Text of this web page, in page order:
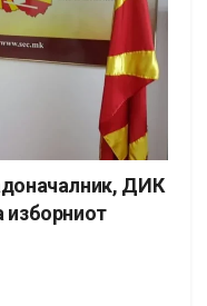
ДИК
изборниот